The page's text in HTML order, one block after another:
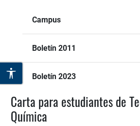
Campus
Boletín 2011
Boletín 2023
Carta para estudiantes de
Química